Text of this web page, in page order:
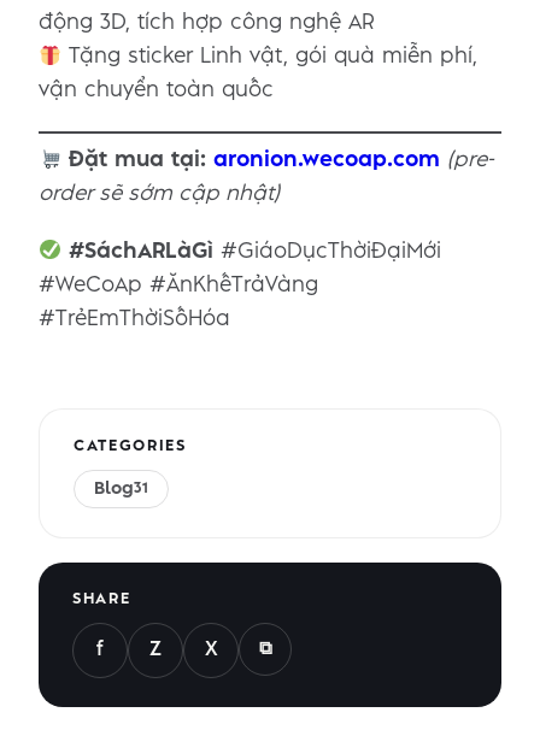
động 3D, tích hợp công nghệ AR
Tặng sticker Linh vật, gói quà miễn phí,
vận chuyển toàn quốc
Đặt mua tại: aronion.wecoap.com (pre-
order sẽ sớm cập nhật)
#SáchARLàGì #GiáoDụcThờiĐạiMới
#WeCoAp #ĂnKhếTrảVàng
#TrẻEmThờiSốHóa
CATEGORIES
Blog31
SHARE
f Z X ⧉